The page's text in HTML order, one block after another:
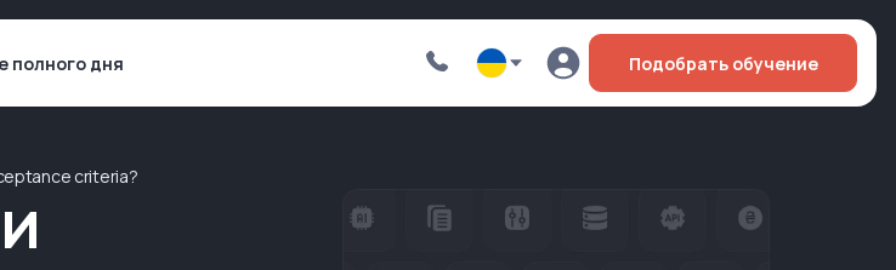
полного дня Подобрать обучение
criteria?